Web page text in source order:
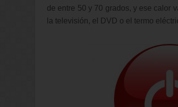
de entre 50 y 70 grados, y ese calor
la televisión, el DVD o el termo